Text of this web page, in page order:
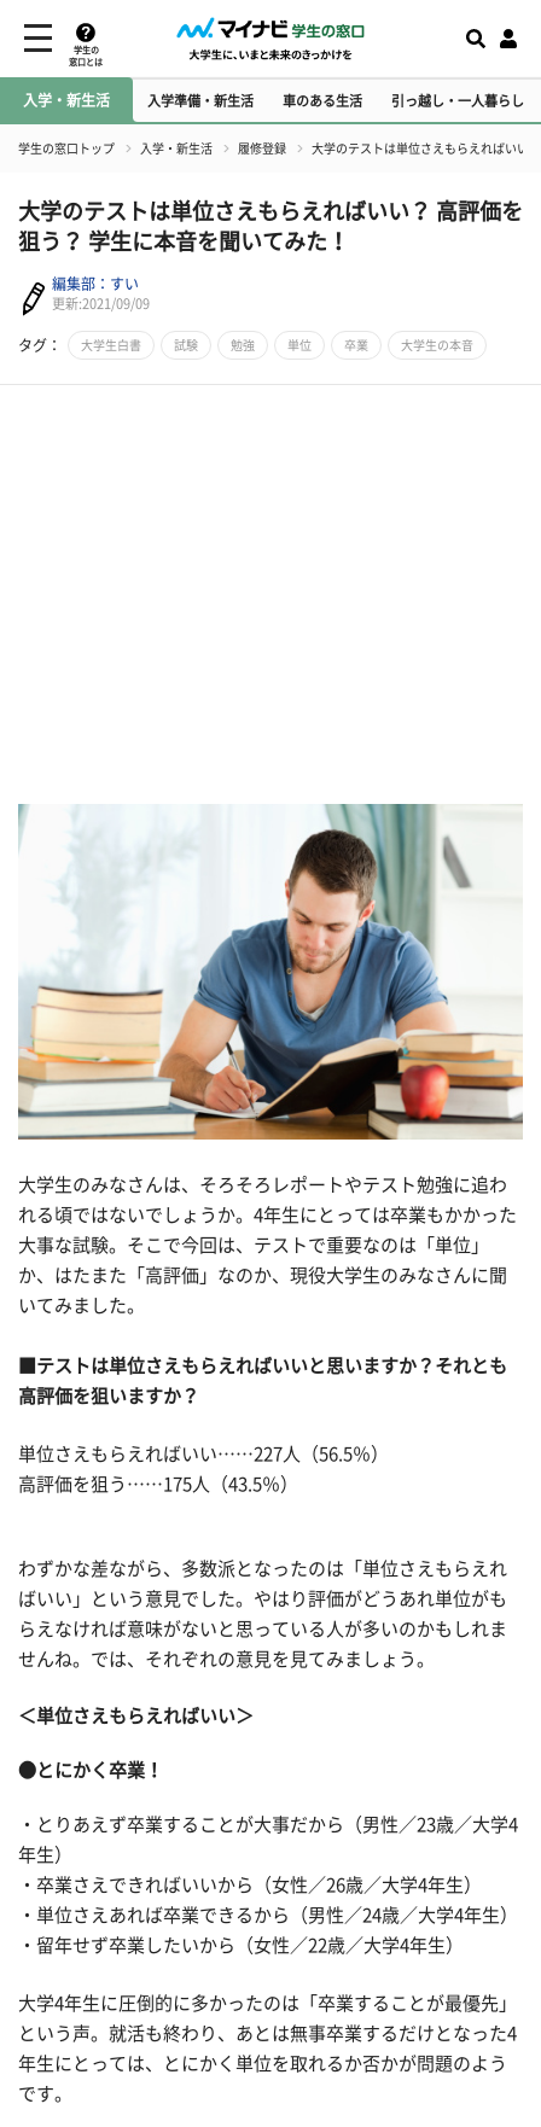
学生の
窓口とは
入学・新生活 入学準備・新生活 車のある生活 引っ越し・一人暮らし
学生の窓口トップ 入学・新生活 履修登録 大学のテストは単位さえもらえればいい
大学のテストは単位さえもらえればいい？ 高評価を
狙う？ 学生に本音を聞いてみた！
編集部：すい
更新:2021/09/09
タグ： 大学生白書 試験 勉強 単位 卒業 大学生の本音
大学生のみなさんは、そろそろレポートやテスト勉強に追わ
れる頃ではないでしょうか。4年生にとっては卒業もかかった
大事な試験。そこで今回は、テストで重要なのは「単位」
か、はたまた「高評価」なのか、現役大学生のみなさんに聞
いてみました。
■テストは単位さえもらえればいいと思いますか？それとも
高評価を狙いますか？
単位さえもらえればいい……227人（56.5％）
高評価を狙う……175人（43.5％）
わずかな差ながら、多数派となったのは「単位さえもらえれ
ばいい」という意見でした。やはり評価がどうあれ単位がも
らえなければ意味がないと思っている人が多いのかもしれま
せんね。では、それぞれの意見を見てみましょう。
＜単位さえもらえればいい＞
●とにかく卒業！
・とりあえず卒業することが大事だから（男性／23歳／大学4
年生）
・卒業さえできればいいから（女性／26歳／大学4年生）
・単位さえあれば卒業できるから（男性／24歳／大学4年生）
・留年せず卒業したいから（女性／22歳／大学4年生）
大学4年生に圧倒的に多かったのは「卒業することが最優先」
という声。就活も終わり、あとは無事卒業するだけとなった4
年生にとっては、とにかく単位を取れるか否かが問題のよう
です。